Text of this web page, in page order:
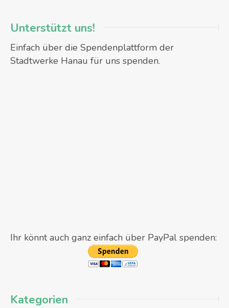
Unterstützt uns!
Einfach über die Spendenplattform der
Stadtwerke Hanau für uns spenden.
Ihr könnt auch ganz einfach über PayPal spenden:
Kategorien